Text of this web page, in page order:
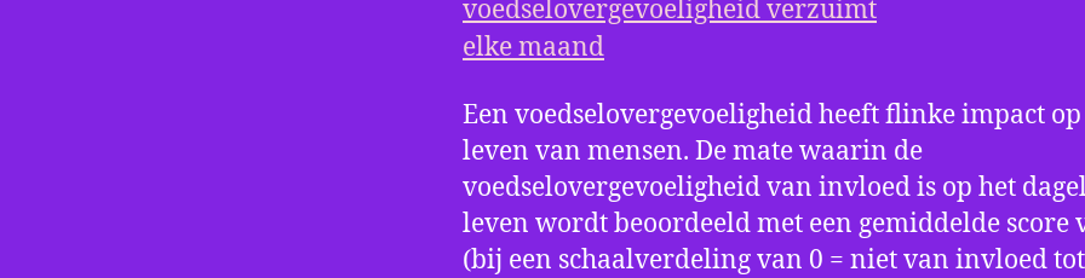
Een voedselovergevoeligheid heeft flinke impact
leven van mensen. De mate waarin de
voedselovergevoeligheid van invloed is op het
leven wordt beoordeeld met een gemiddelde score
(bij een schaalverdeling van 0 = niet van invloed